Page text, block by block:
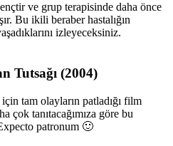
ve grup terapisinde daha önce
Bu ikili beraber hastalığın
izleyeceksiniz.
Tutsağı (2004)
tam olayların patladığı film
çok tanıtacağımıza göre bu
patronum 🙂